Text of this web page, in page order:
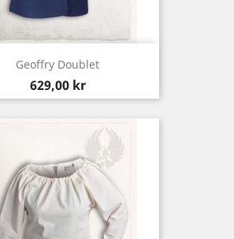
Geoffry Doublet
Pris
629,00 kr